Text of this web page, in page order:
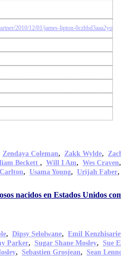
2010/12/01/james-lipton-0czhbd3aaa2yo
Zendaya Coleman, Zakk Wylde,
Beckett , Will I Am, Wes Craven,
Carlton, Usama Young, Urijah Faber,
nacidos en Estados Unidos
, Dipsy Selolwane, Emil
Parker, Sugar Shane Mosley, Sue
, Sebastien Grosjean, Sean